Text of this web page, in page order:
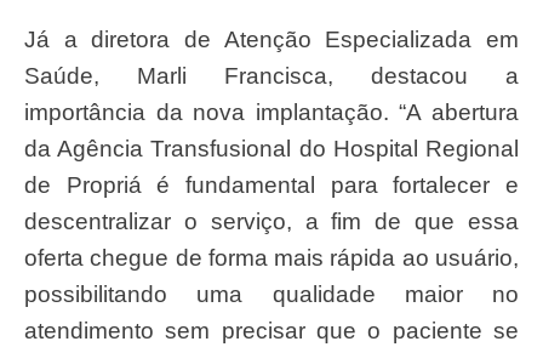
Já a diretora de Atenção Especializada em
Saúde, Marli Francisca, destacou a
importância da nova implantação. “A abertura
da Agência Transfusional do Hospital Regional
de Propriá é fundamental para fortalecer e
descentralizar o serviço, a fim de que essa
oferta chegue de forma mais rápida ao usuário,
possibilitando uma qualidade maior no
atendimento sem precisar que o paciente se